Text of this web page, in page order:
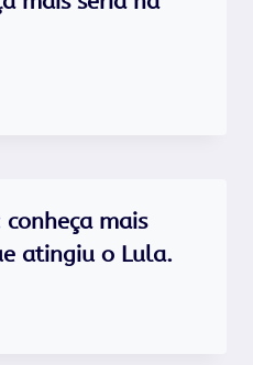
mais
atingiu o Lula.